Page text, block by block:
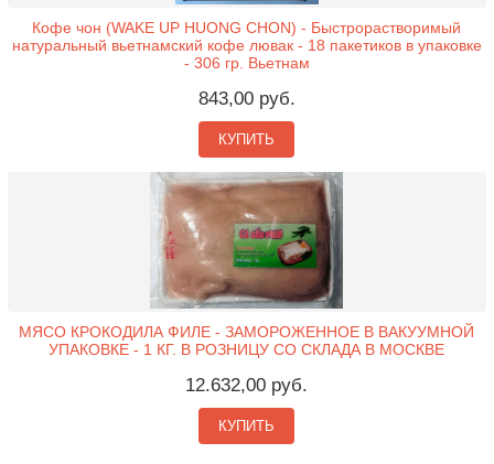
Кофе чон (WAKE UP HUONG CHON) - Быстрорастворимый
натуральный вьетнамский кофе лювак - 18 пакетиков в упаковке
- 306 гр. Вьетнам
843,00 руб.
КУПИТЬ
МЯСО КРОКОДИЛА ФИЛЕ - ЗАМОРОЖЕННОЕ В ВАКУУМНОЙ
УПАКОВКЕ - 1 КГ. В РОЗНИЦУ СО СКЛАДА В МОСКВЕ
12.632,00 руб.
КУПИТЬ